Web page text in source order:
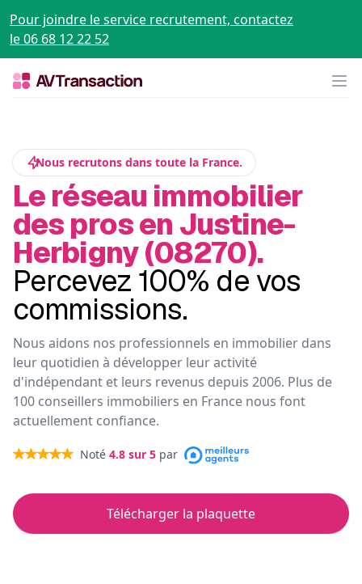
Pour joindre le service recrutement, contactez
le 06 68 12 22 52
Nous recrutons dans toute la France.
Le réseau immobilier
des pros en Justine-
Herbigny (08270).
Percevez 100% de vos
commissions.
Nous aidons nos professionnels en immobilier dans
leur quotidien à développer leur activité
d'indépendant et leurs revenus depuis 2006. Plus de
100 conseillers immobiliers en France nous font
actuellement confiance.
Noté 4.8 sur 5 par
Télécharger la plaquette